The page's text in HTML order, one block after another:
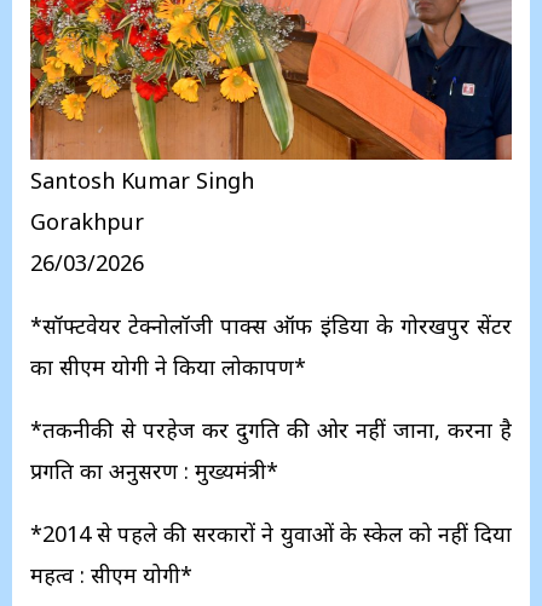
Santosh Kumar Singh
Gorakhpur
26/03/2026
*सॉफ्टवेयर टेक्नोलॉजी पार्क्स ऑफ इंडिया के गोरखपुर सेंटर
का सीएम योगी ने किया लोकार्पण*
*तकनीकी से परहेज कर दुर्गति की ओर नहीं जाना, करना है
प्रगति का अनुसरण : मुख्यमंत्री*
*2014 से पहले की सरकारों ने युवाओं के स्केल को नहीं दिया
महत्व : सीएम योगी*